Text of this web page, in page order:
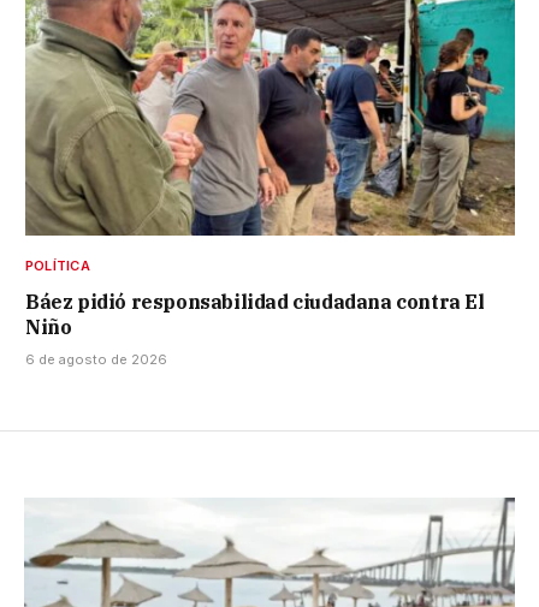
POLÍTICA
Báez pidió responsabilidad ciudadana contra El
Niño
6 de agosto de 2026